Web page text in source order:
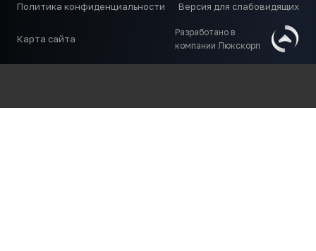
Политика конфиденциальности Версия для слабовидящих
Карта сайта
Разработано в
компании Люкскорп